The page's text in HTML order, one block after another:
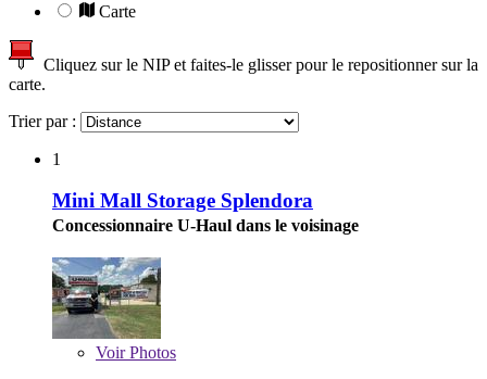
Carte
Cliquez sur le NIP et faites-le glisser pour le repositionner sur la
carte.
Trier par :
1
Mini Mall Storage Splendora
Concessionnaire U-Haul dans le voisinage
VoirPhotos